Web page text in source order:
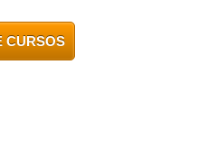
CURSOS